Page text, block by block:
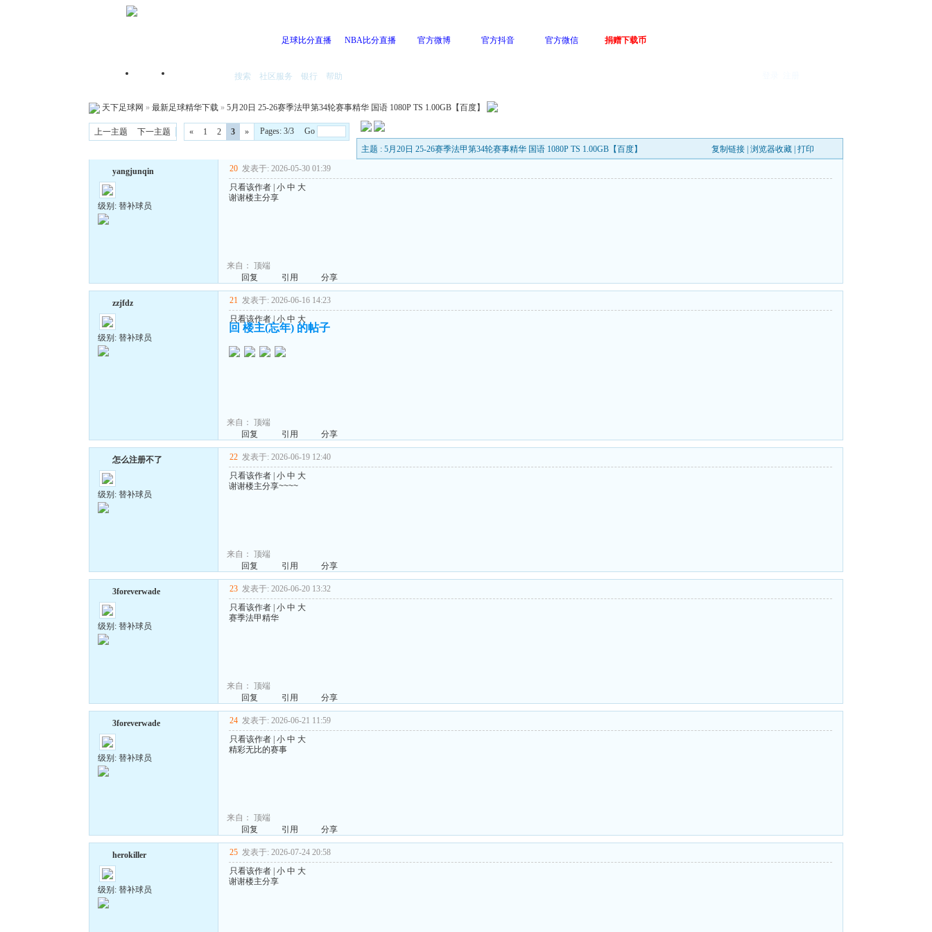
足球比分直播 NBA比分直播 官方微博 官方抖音 官方微信 捐赠下载币
首页 搜索 社区服务 银行 帮助
天下足球网 » 最新足球精华下载 » 5月20日 25-26赛季法甲第34轮赛事精华 国语 1080P TS 1.00GB【百度】
上一主题 下一主题 « 1 2 3 »
Pages: 3/3 Go
主题 : 5月20日 25-26赛季法甲第34轮赛事精华 国语 1080P TS 1.00GB【百度】
复制链接| 浏览器收藏| 打印
yangjunqin
级别: 替补球员
20 发表于: 2026-05-30 01:39
只看该作者| 小 中 大
谢谢楼主分享
来自： 顶端
回复
引用 分享
zzjfdz
级别: 替补球员
21 发表于: 2026-06-16 14:23
只看该作者| 小 中 大
回 楼主(忘年) 的帖子
来自： 顶端
回复
引用 分享
怎么注册不了
级别: 替补球员
22 发表于: 2026-06-19 12:40
只看该作者| 小 中 大
谢谢楼主分享~~~~
来自： 顶端
回复
引用 分享
3foreverwade
级别: 替补球员
23 发表于: 2026-06-20 13:32
只看该作者| 小 中 大
赛季法甲精华
来自： 顶端
回复
引用 分享
3foreverwade
级别: 替补球员
24 发表于: 2026-06-21 11:59
只看该作者| 小 中 大
精彩无比的赛事
来自： 顶端
回复
引用 分享
herokiller
级别: 替补球员
25 发表于: 2026-07-24 20:58
只看该作者| 小 中 大
谢谢楼主分享